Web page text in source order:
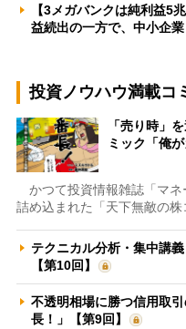
【3メガバンクは純利益5
益続出の一方で、中小企
投資ノウハウ満載コ
「売り時」
ミック「俺
かつて投資情報雑誌「マネ
詰め込まれた「天下無敵の株
テクニカル分析・集中講
【第10回】
不透明相場に勝つ信用取
長！」【第9回】